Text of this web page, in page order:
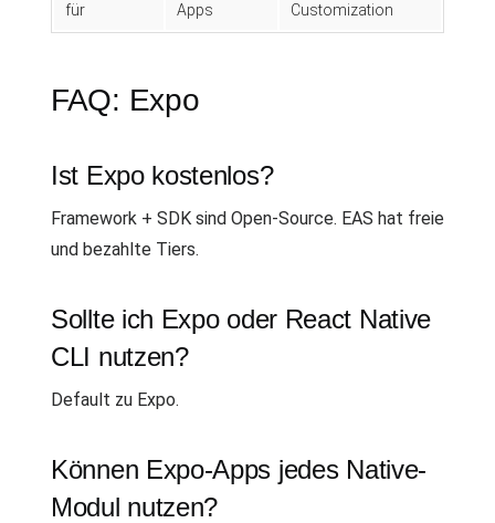
für
Apps
Customization
FAQ: Expo
Ist Expo kostenlos?
Framework + SDK sind Open-Source. EAS hat freie
und bezahlte Tiers.
Sollte ich Expo oder React Native
CLI nutzen?
Default zu Expo.
Können Expo-Apps jedes Native-
Modul nutzen?